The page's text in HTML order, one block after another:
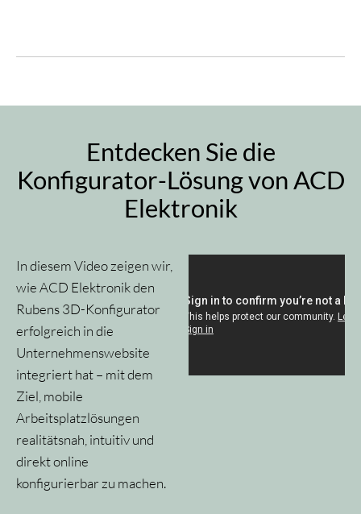
Entdecken Sie die
Konfigurator-Lösung von ACD
Elektronik
In diesem Video zeigen wir,
wie ACD Elektronik den
Rubens 3D-Konfigurator
erfolgreich in die
Unternehmenswebsite
integriert hat – mit dem
Ziel, mobile
Arbeitsplatzlösungen
realitätsnah, intuitiv und
direkt online
konfigurierbar zu machen.